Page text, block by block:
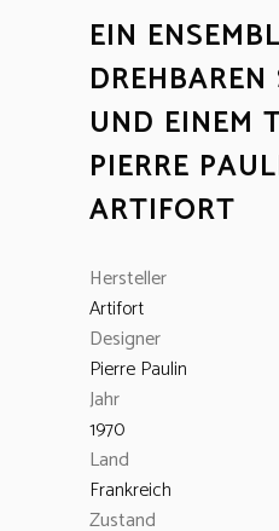
EIN
DREHBAREN
UND EINEM
PIERRE
ARTIFORT
Hersteller
Artifort
Designer
Pierre Paulin
Jahr
1970
Land
Frankreich
Zustand